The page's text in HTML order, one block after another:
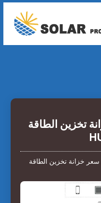
تخزين الطاقة